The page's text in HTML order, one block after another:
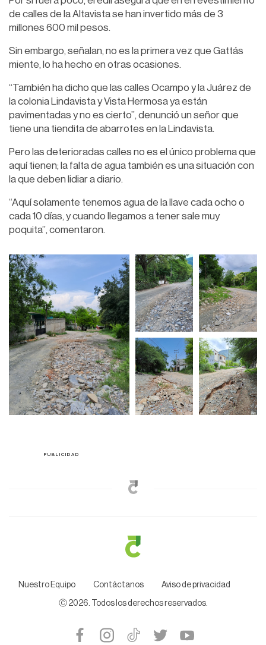
de calles de la Altavista se han invertido más de 3
millones 600 mil pesos.
Sin embargo, señalan, no es la primera vez que Gattás
miente, lo ha hecho en otras ocasiones.
“También ha dicho que las calles Ocampo y la Juárez de
la colonia Lindavista y Vista Hermosa ya están
pavimentadas y no es cierto”, denunció un señor que
tiene una tiendita de abarrotes en la Lindavista.
Pero las deterioradas calles no es el único problema que
aquí tienen; la falta de agua también es una situación con
la que deben lidiar a diario.
“Aquí solamente tenemos agua de la llave cada ocho o
cada 10 días, y cuando llegamos a tener sale muy
poquita”, comentaron.
Nuestro Equipo Contáctanos Aviso de privacidad
Ⓒ 2026. Todos los derechos reservados.